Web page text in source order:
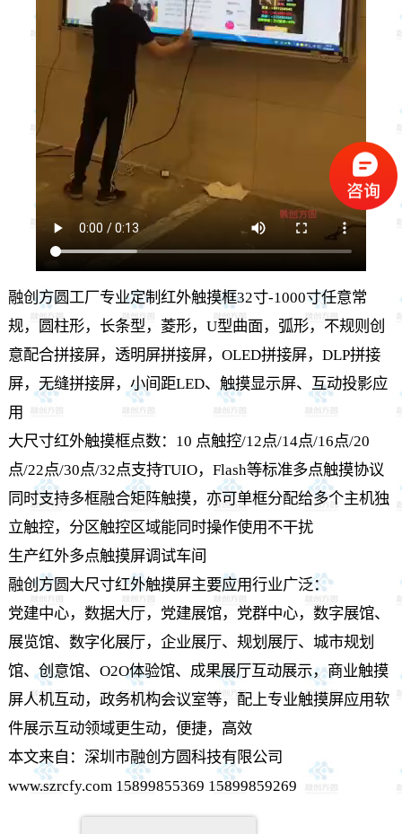
融创方圆工厂专业定制红外触摸框32寸-1000寸任意常
规，圆柱形，长条型，菱形，U型曲面，弧形，不规则创
意配合拼接屏，透明屏拼接屏，OLED拼接屏，DLP拼接
屏，无缝拼接屏，小间距LED、 触摸显示屏、互动投影应
用
大尺寸红外触摸框点数：10 点触控/12点/14点/16点/20
点/22点/30点/32点支持TUIO，Flash等标准多点触摸协议
同时支持多框融合矩阵触摸，亦可单框分配给多个主机独
立触控，分区触控区域能同时操作使用不干扰
生产红外多点触摸屏调试车间
融创方圆大尺寸红外触摸屏主要应用行业广泛：
党建中心，数据大厅，党建展馆，党群中心，数字展馆、
展览馆、数字化展厅，企业展厅、规划展厅、城市规划
馆、创意馆、O2O体验馆、成果展厅互动展示，商业触摸
屏人机互动，政务机构会议室等，配上专业触摸屏应用软
件展示互动领域更生动，便捷，高效
本文来自：深圳市融创方圆科技有限公司
www.szrcfy.com 15899855369 15899859269